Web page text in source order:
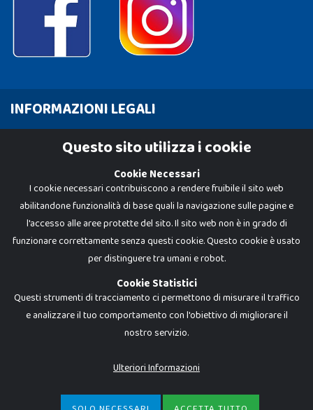
INFORMAZIONI LEGALI
Cookie Policy
Dadi e Mattoncini è un brand di Giocabene Srl. Ogni riproduzione o utilizzo non
I prezzi e le promozioni pubblicate potrebbero differire da quanto esposto in
P.IVA 02608090425 - REA AN201199 - C.S. 10.000 i.v.
Questo sito utilizza i cookie
Cookie Necessari
I cookie necessari contribuiscono a rendere fruibile il sito web
abilitandone funzionalità di base quali la navigazione sulle pagine e
l'accesso alle aree protette del sito. Il sito web non è in grado di
funzionare correttamente senza questi cookie. Questo cookie è usato
per distinguere tra umani e robot.
Cookie Statistici
Questi strumenti di tracciamento ci permettono di misurare il traffico
e analizzare il tuo comportamento con l'obiettivo di migliorare il
nostro servizio.
Ulteriori Informazioni